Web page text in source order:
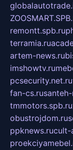
remontt.spb.ru
terramia.ru
artem-news.ru
imshowtv.ru
pcsecurity.net.ru
fan-cs.ru
tmmotors.spb.ru
obustrojdom.ru
ppknews.rucult-